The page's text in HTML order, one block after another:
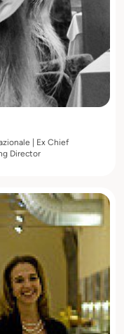
| Ex Chief
Director